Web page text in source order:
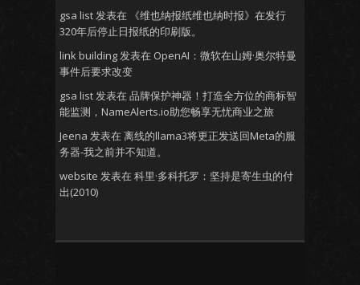
gsa list发表在
《维也纳报纸维也纳时报》在发行
320年后停止日报纸的印刷版。
link building发表在 OpenAI：微软在山姆·奥尔特曼
事件后要求改变
gsa list发表在 品牌保护神器！打造全方位的商标智
能监测，NameAlerts.io助您畅享无忧商业之旅
Jeena 发表在 离线的llama3将更正发送回Meta的服
务器-我之前并不知道。
website 发表在 科里·多科托罗：坚持是寄生虫的付
出(2010)